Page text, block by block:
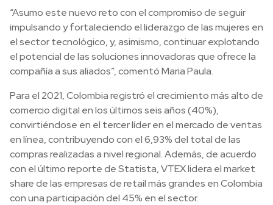
“Asumo este nuevo reto con el compromiso de seguir
impulsando y fortaleciendo el liderazgo de las mujeres en
el sector tecnológico, y, asimismo, continuar explotando
el potencial de las soluciones innovadoras que ofrece la
compañía a sus aliados”, comentó Maria Paula.
Para el 2021, Colombia registró el crecimiento más alto de
comercio digital en los últimos seis años (40%),
convirtiéndose en el tercer líder en el mercado de ventas
en línea, contribuyendo con el 6,93% del total de las
compras realizadas a nivel regional. Además, de acuerdo
con el último reporte de Statista, VTEX lidera el market
share de las empresas de retail más grandes en Colombia
con una participación del 45% en el sector.